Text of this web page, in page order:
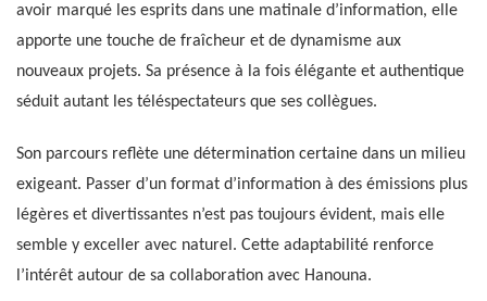
avoir marqué les esprits dans une matinale d’information, elle
apporte une touche de fraîcheur et de dynamisme aux
nouveaux projets. Sa présence à la fois élégante et authentique
séduit autant les téléspectateurs que ses collègues.
Son parcours reflète une détermination certaine dans un milieu
exigeant. Passer d’un format d’information à des émissions plus
légères et divertissantes n’est pas toujours évident, mais elle
semble y exceller avec naturel. Cette adaptabilité renforce
l’intérêt autour de sa collaboration avec Hanouna.